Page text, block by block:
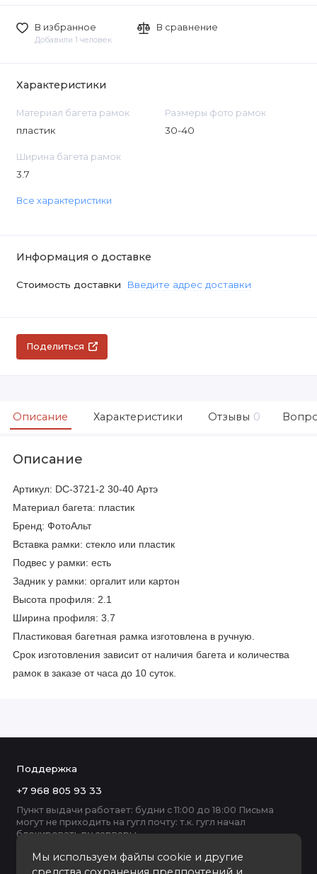
В избранное
Добавили 1 человек
В сравнение
Характеристики
Материал багета рамок
пластик
Размеры фото рамок
30-40
Ширина багета рамок
3.7
Все характеристики
Информация о доставке
Стоимость доставки Введите адрес доставки
Поделиться
Описание Характеристики Отзывы 0
Описание
Артикул: DC-3721-2 30-40 Артэ
Материал багета: пластик
Бренд: ФотоАльт
Вставка рамки: стекло или пластик
Подвес у рамки: есть
Задник у рамки: оргалит или картон
Высота профиля: 2.1
Ширина профиля: 3.7
Пластиковая багетная рамка изготовлена в ручную.
Срок изготовления зависит от наличия багета и количества
рамок в заказе от часа до 10 суток.
Мы используем файлы cookie и другие
Поддержка
+7 968 805 93 33
Пункт выдачи работает: будни с 11:00 до 18:00 Письма
могут не приходить на гугл почту: т.к. гугл начал
блокировать ру серверы